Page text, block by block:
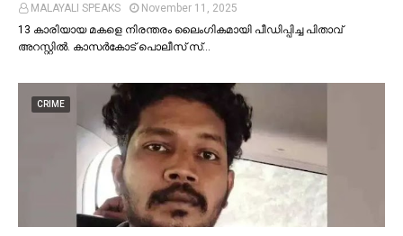
MALAYALI SPEAKS
November 11, 2025
13 കാരിയായ മകളെ നിരന്തരം ലൈംഗികമായി പീഡിപ്പിച്ച പിതാവ്
അറസ്റ്റില്‍. കാസർകോട് പൊലീസ് സ്…
CRIME